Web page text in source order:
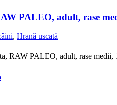
PALEO, adult, rase
, Hrană uscată
RAW PALEO, adult, rase